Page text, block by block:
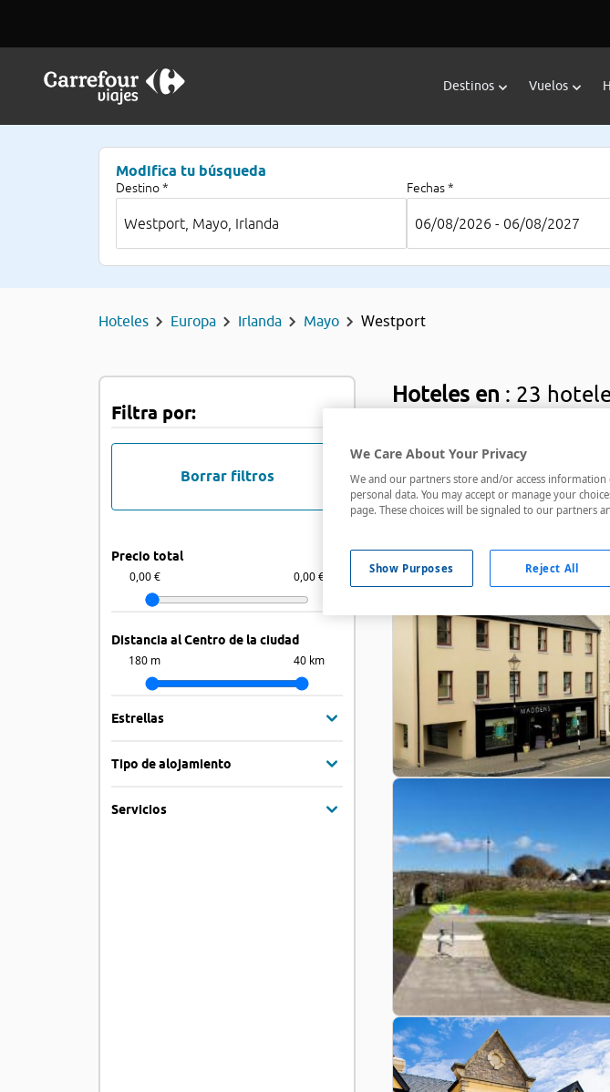
Destinos Vuelos
Modifica tu búsqueda
Destino * Fechas *
06/08/2026 - 06/08/2027
Hoteles Europa Irlanda Mayo Westport
Filtra por:
Borrar filtros
Precio total
0,00 € 0,00 €
Distancia al Centro de la ciudad
180 m 40 km
Estrellas
Tipo de alojamiento
Servicios
Hoteles en : 23
Lista
We Care About Your Privacy
We and our partners store and/or access information
personal data. You may accept or manage your
page. These choices will be signaled to our partners
Show Purposes Reject All